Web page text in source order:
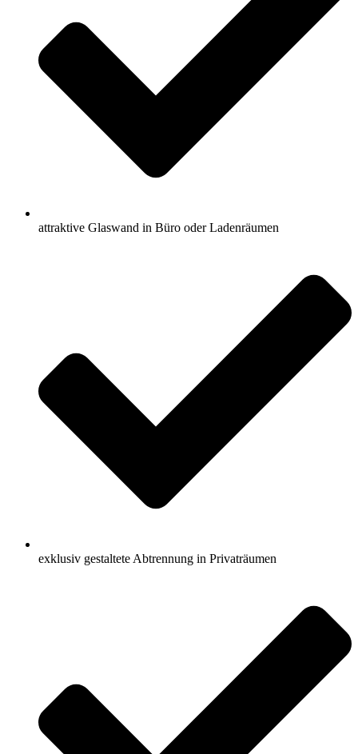
attraktive Glaswand in Büro oder Ladenräumen
exklusiv gestaltete Abtrennung in Privaträumen